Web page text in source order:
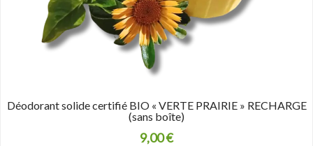
Déodorant solide certifié BIO « VERTE PRAIRIE » RECHARGE
(sans boîte)
9,00€